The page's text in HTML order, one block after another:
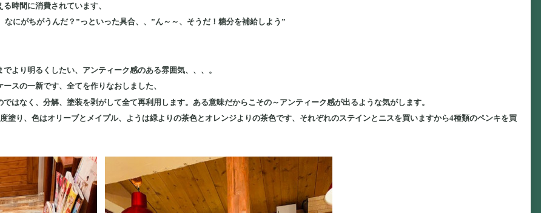
時間に消費されています、
なにがちがうんだ？”っといった具合、、”ん～～、そうだ！糖分を補給しよう”
より明るくしたい、アンティーク感のある雰囲気、、、。
スの一新です、全てを作りなおしました、
はなく、分解、塗装を剥がして全て再利用します。ある意味だからこその～アンティーク感が出るような気がします。
塗り、色はオリーブとメイプル、ようは緑よりの茶色とオレンジよりの茶色です、それぞれのステインとニスを買いますから4種類のペンキを買